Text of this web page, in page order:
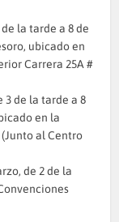
la tarde a 8 de
ubicado en
Carrera 25A #
3 de la tarde a 8
en la
(Junto al Centro
de 2 de la